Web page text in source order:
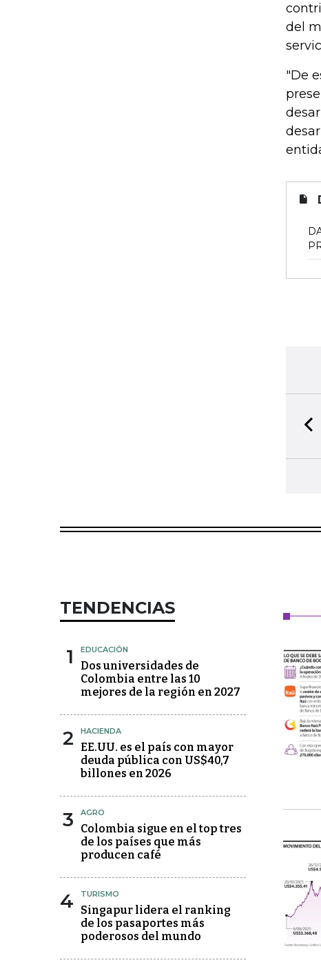
del
"De
TENDENCIAS
1 EDUCACIÓN
Dos universidades de
Colombia entre las 10
mejores de la región en 2027
2 HACIENDA
EE.UU. es el país con mayor
deuda pública con US$40,7
billones en 2026
3 AGRO
Colombia sigue en el top tres
de los países que más
producen café
4 TURISMO
Singapur lidera el ranking
de los pasaportes más
poderosos del mundo